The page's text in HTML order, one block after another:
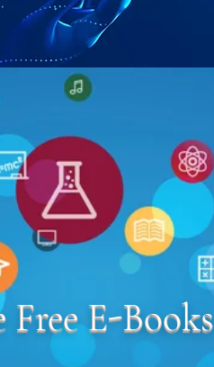
E-Books